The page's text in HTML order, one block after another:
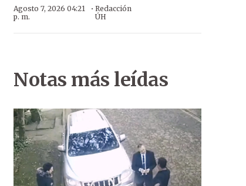
Agosto 7, 2026 04:21
p. m.
·Redacción
ÚH
Notas más leídas